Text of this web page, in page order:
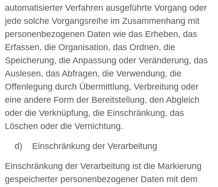
automatisierter Verfahren ausgeführte Vorgang oder
jede solche Vorgangsreihe im Zusammenhang mit
personenbezogenen Daten wie das Erheben, das
Erfassen, die Organisation, das Ordnen, die
Speicherung, die Anpassung oder Veränderung, das
Auslesen, das Abfragen, die Verwendung, die
Offenlegung durch Übermittlung, Verbreitung oder
eine andere Form der Bereitstellung, den Abgleich
oder die Verknüpfung, die Einschränkung, das
Löschen oder die Vernichtung.
d) Einschränkung der Verarbeitung
Einschränkung der Verarbeitung ist die Markierung
gespeicherter personenbezogener Daten mit dem